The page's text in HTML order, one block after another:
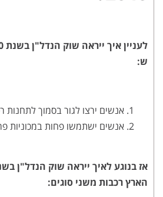
ש:
אנשים ירצו לגור בסמוך לתחנות
אנשים ישתמשו פחות במכוניות
הארץ רכבות משני סוגים: